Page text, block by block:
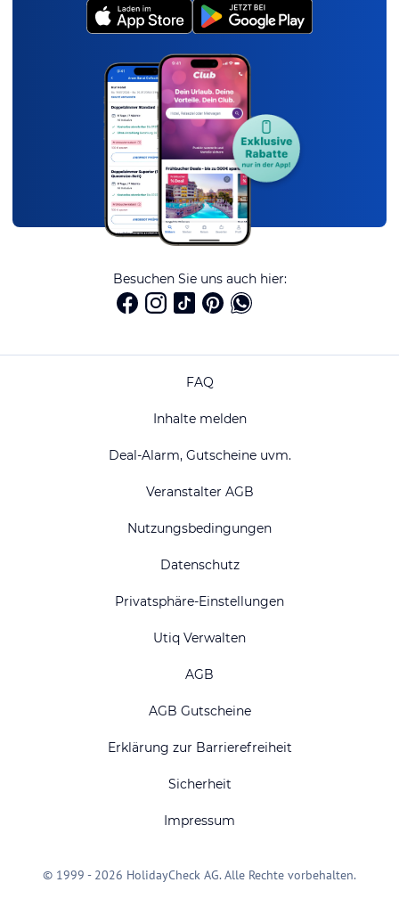
Besuchen Sie uns auch hier:
FAQ
Inhalte melden
Deal-Alarm, Gutscheine uvm.
Veranstalter AGB
Nutzungsbedingungen
Datenschutz
Privatsphäre-Einstellungen
Utiq Verwalten
AGB
AGB Gutscheine
Erklärung zur Barrierefreiheit
Sicherheit
Impressum
© 1999 - 2026 HolidayCheck AG. Alle Rechte vorbehalten.